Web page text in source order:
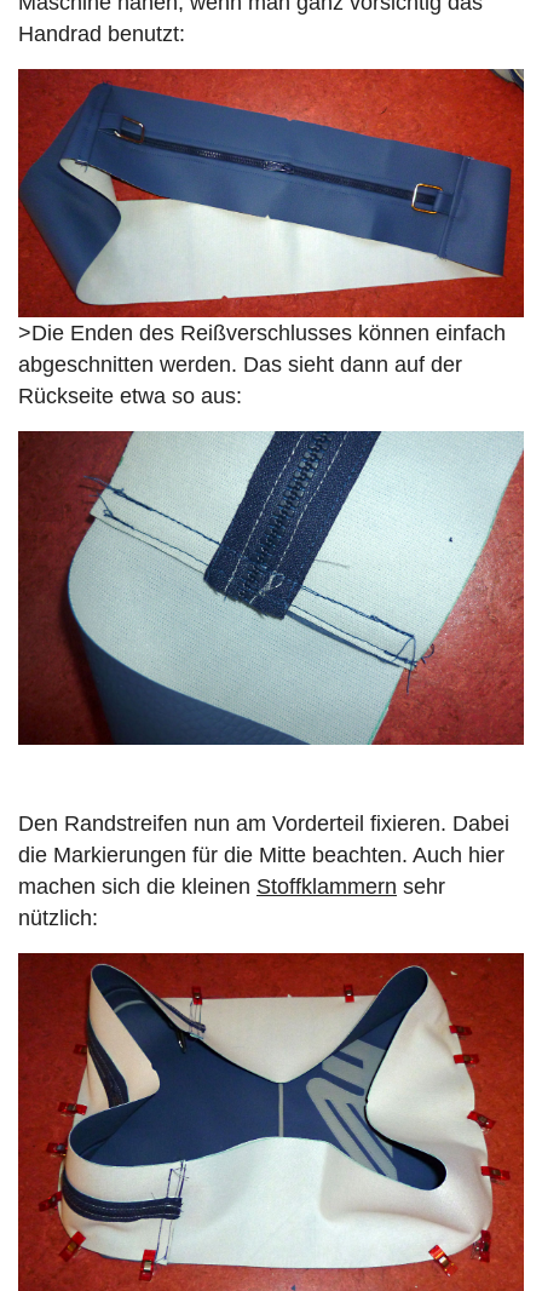
Handrad benutzt:
>Die Enden des Reißverschlusses können einfach
abgeschnitten werden. Das sieht dann auf der
Rückseite etwa so aus:
Den Randstreifen nun am Vorderteil fixieren. Dabei
die Markierungen für die Mitte beachten. Auch hier
machen sich die kleinen Stoffklammern sehr
nützlich: